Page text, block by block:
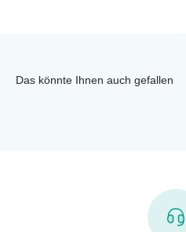
Das könnte Ihnen auch gefallen